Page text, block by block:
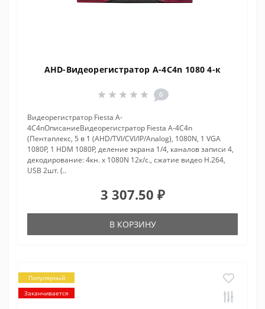
AHD-Видеорегистратор A-4C4n 1080 4-к
0
Видеорегистратор Fiesta A-
4C4nОписаниеВидеорегистратор Fiesta A-4C4n
(Пентаплекс, 5 в 1 (AHD/TVI/CVI/IP/Analog), 1080N, 1 VGA
1080P, 1 HDM 1080P, деление экрана 1/4, каналов записи 4,
декодирование: 4кн. х 1080N 12к/с., сжатие видео H.264,
USB 2шт. (..
3 307.50 ₽
В КОРЗИНУ
Популярный
Заканчивается